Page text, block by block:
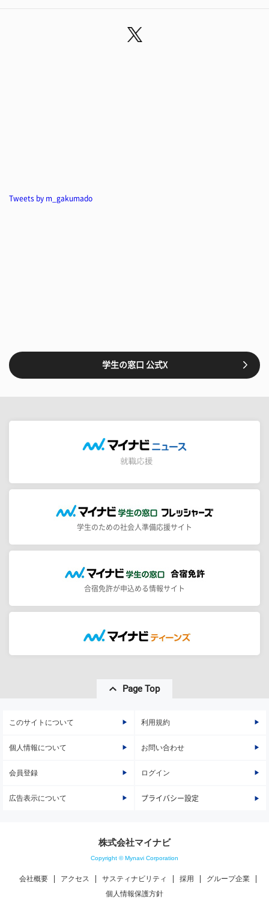
Tweets by m_gakumado
学生の窓口 公式X
学生のための社会人準備応援サイト
合宿免許が申込める情報サイト
Page Top
このサイトについて 利用規約
個人情報について お問い合わせ
会員登録 ログイン
広告表示について プライバシー設定
株式会社マイナビ
Copyright © Mynavi Corporation
会社概要 アクセス サスティナビリティ 採用
グループ企業
個人情報保護方針